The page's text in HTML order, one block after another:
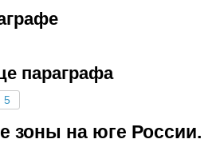
параграфа
5
зоны на юге России.